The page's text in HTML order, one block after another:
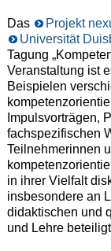
Das Projekt
Universität
Tagung
Veranstaltung ist
Beispielen
Impulsvorträgen,
fachspezifischen
Teilnehmerinnen
in ihrer Vielfalt
insbesondere an
didaktischen und
und Lehre